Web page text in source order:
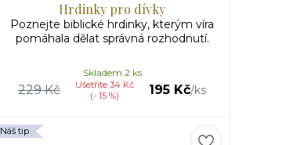
Hrdinky pro dívky
Poznejte biblické hrdinky, kterým víra
pomáhala dělat správná rozhodnutí.
229 Kč
Ušetříte 34 Kč
(- 15 %)
195 Kč/ks
Skladem 2 ks
Náš tip